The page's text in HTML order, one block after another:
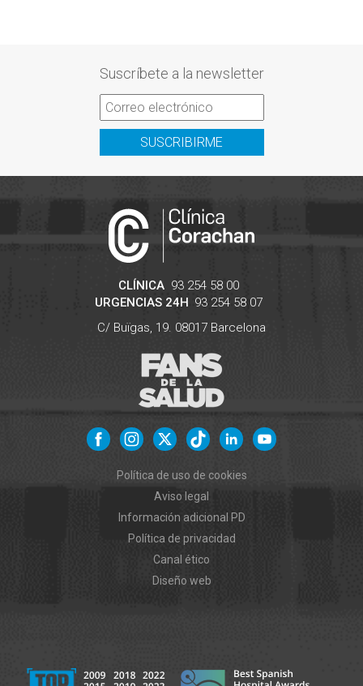
Suscríbete a la newsletter
SUSCRIBIRME
CLÍNICA 93 254 58 00
URGENCIAS 24H 93 254 58 07
C/ Buïgas, 19. 08017 Barcelona
Política de uso de cookies
Aviso legal
Información adicional PD
Política de privacidad
Canal ético
Diseño web